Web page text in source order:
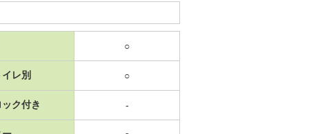
○
レ別 ○
ク付き -